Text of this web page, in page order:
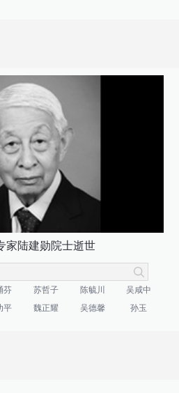
家陆建勋院士逝世
芬 苏哲子 陈毓川
吴咸中
平 魏正耀 吴德馨 孙玉